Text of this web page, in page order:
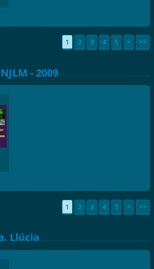
1 2 3 4 5 > >>
- 2009
1 2 3 4 5 > >>
Llúcia